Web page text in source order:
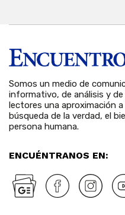
Somos un medio de
informativo, de análisis y
lectores una aproximación
búsqueda de la verdad, el
persona humana.
ENCUÉNTRANOS EN: